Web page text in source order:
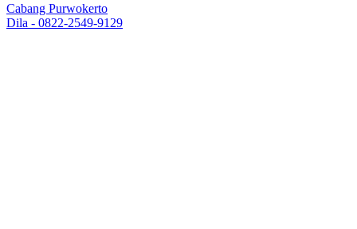
Cabang Purwokerto
Dila - 0822-2549-9129